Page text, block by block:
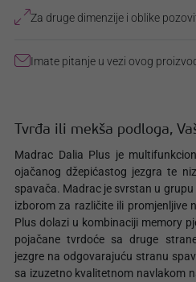
Za druge dimenzije i oblike
Imate pitanje u vezi ovog
Tvrđa ili mekša podloga,
Madrac Dalia Plus je
ojačanog džepićastog jezgra te
spavača. Madrac je svrstan u
izborom za različite ili promjenljive
Plus dolazi u kombinaciji memory
pojačane tvrdoće sa druge
jezgre na odgovarajuću stranu
sa izuzetno kvalitetnom navlakom